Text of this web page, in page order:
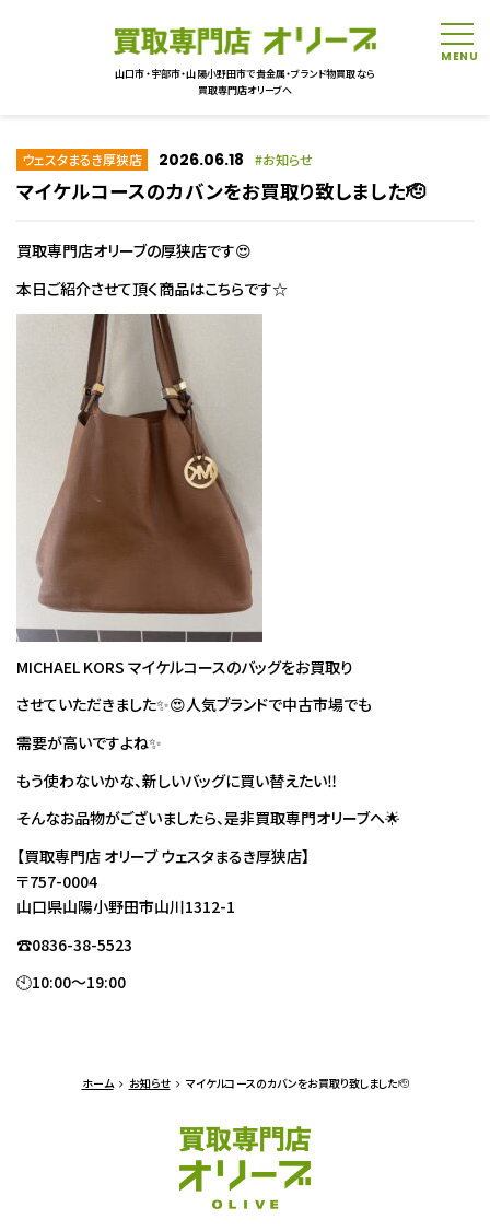
山口市・宇部市・山陽小野田市で貴金属・ブランド物買取なら
買取専門店オリーブへ
ウェスタまるき厚狭店 2026.06.18 お知らせ
マイケルコースのカバンをお買取り致しました🫡
買取専門店オリーブの厚狭店です😍
本日ご紹介させて頂く商品はこちらです☆
MICHAEL KORS マイケルコースのバッグをお買取り
させていただきました✨😍人気ブランドで中古市場でも
需要が高いですよね✨
もう使わないかな、新しいバッグに買い替えたい‼
そんなお品物がございましたら、是非買取専門オリーブへ🌟
【買取専門店 オリーブ ウェスタまるき厚狭店】
〒757-0004
山口県山陽小野田市山川1312-1
☎0836-38-5523
🕙10:00～19:00
ホーム お知らせ マイケルコースのカバンをお買取り致しました🫡